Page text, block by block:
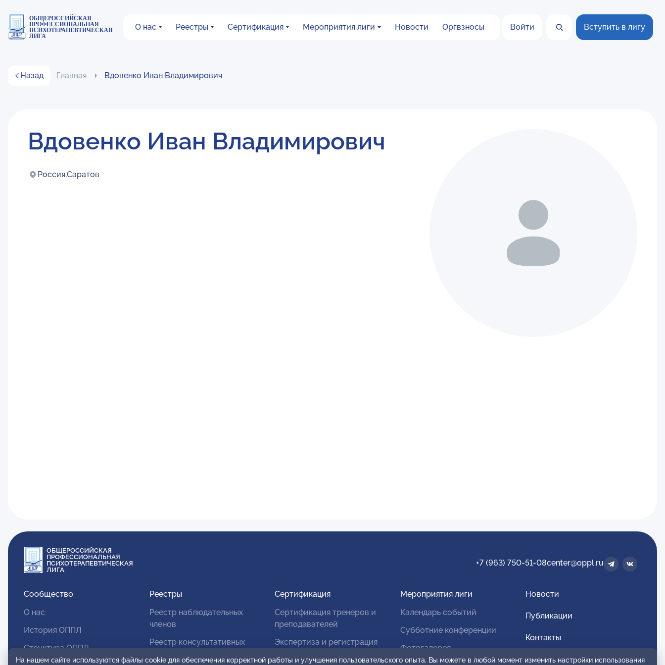
ОБЩЕРОССИЙСКАЯ
ПРОФЕССИОНАЛЬНАЯ
ПСИХОТЕРАПЕВТИЧЕСКАЯ
ЛИГА
О нас Реестры Сертификация Мероприятия лиги Новости Оргвзносы Войти Вступить в лигу
Назад Главная Вдовенко Иван Владимирович
Вдовенко Иван Владимирович
Россия,Саратов
ОБЩЕРОССИЙСКАЯ
ПРОФЕССИОНАЛЬНАЯ
ПСИХОТЕРАПЕВТИЧЕСКАЯ
ЛИГА
+7 (963) 750-51-08center@oppl.ru
Сообщество
О нас
История ОППЛ
Структура ОППЛ
Реестры
Реестр наблюдательных
членов
Реестр консультативных
Сертификация
Сертификация тренеров и
преподавателей
Экспертиза и регистрация
Мероприятия лиги
Календарь событий
Субботние конференции
Фотогалерея
Новости
Публикации
Контакты
Для спонсоров и партнеров
На нашем сайте используются файлы cookie для обеспечения корректной работы и улучшения пользовательского опыта. Вы можете в любой момент изменить настройки использования